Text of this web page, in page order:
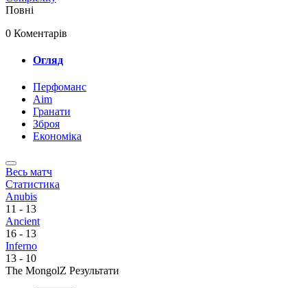
Повні
0 Коментарів
Огляд
Перфоманс
Aim
Гранати
Зброя
Економіка
Весь матч
Статистика
Anubis
11 - 13
Ancient
16 - 13
Inferno
13 - 10
The MongolZ Результати